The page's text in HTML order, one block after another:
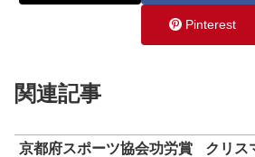
Pinterest
関連記事
京都府スポーツ協会功労賞
クリス